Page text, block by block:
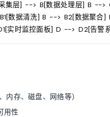
层] --> B[数据处理层] B -->
数据清洗] B --> B2[数据聚
实时监控面板] D --> D2[告警
内存、磁盘、网络等）
用性